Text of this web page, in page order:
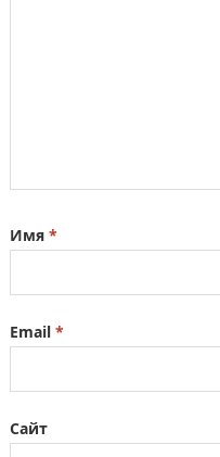
Имя *
Email *
Сайт